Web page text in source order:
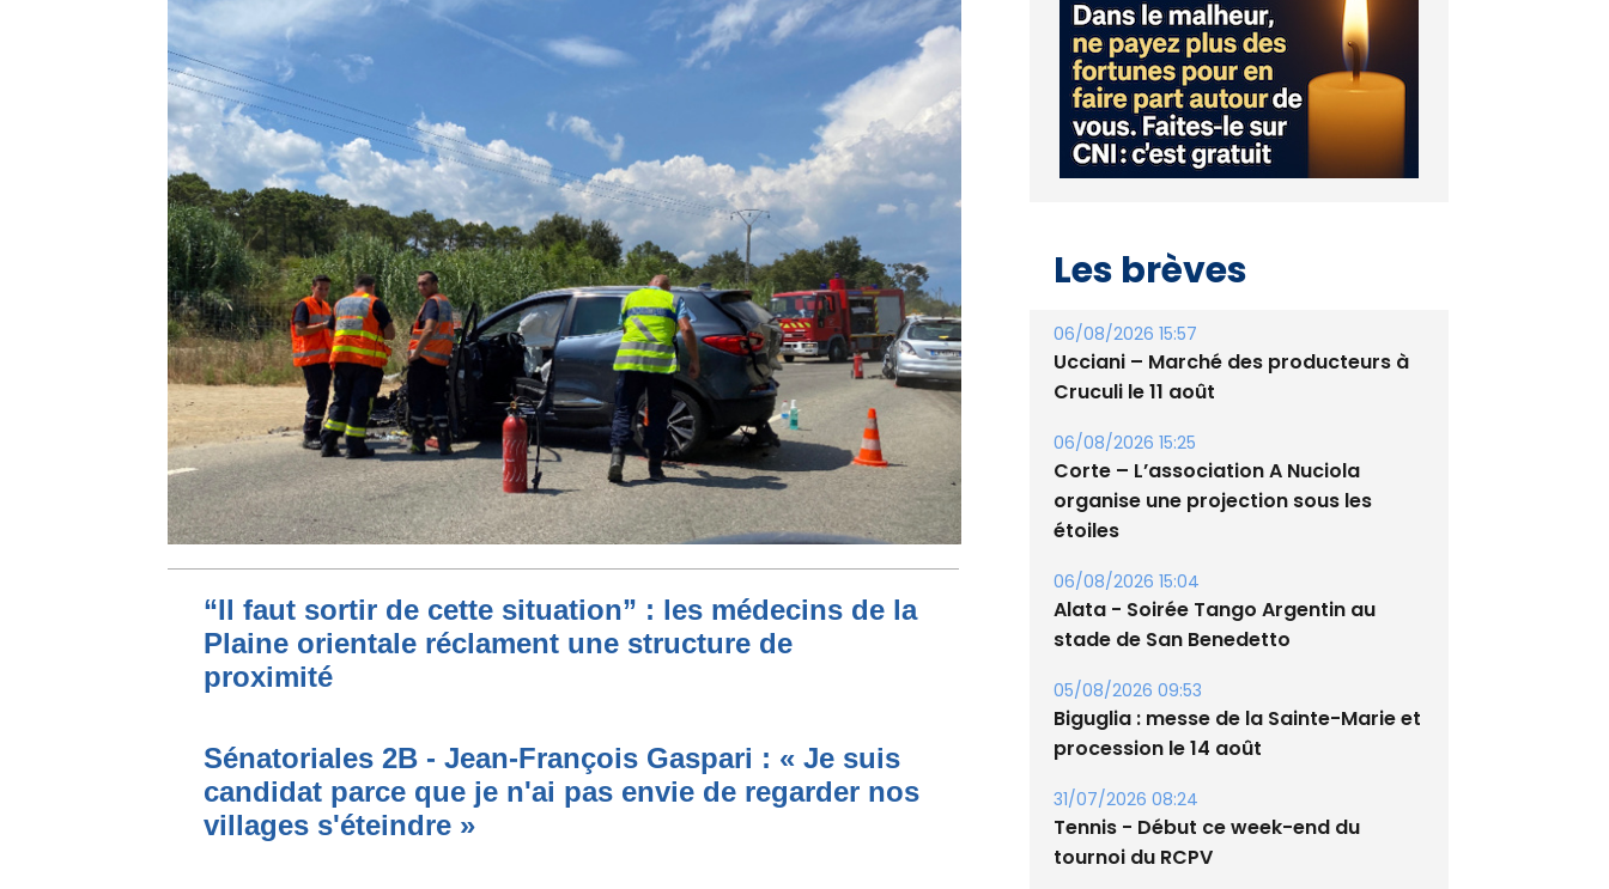
“Il faut sortir de cette situation” : les médecins de la
Plaine orientale réclament une structure de
proximité
Sénatoriales 2B - Jean-François Gaspari : « Je suis
candidat parce que je n'ai pas envie de regarder nos
villages s'éteindre »
Les brèves
06/08/2026 15:57
Cruculi le 11 août
06/08/2026 15:25
Corte – L’association A Nuciola
étoiles
06/08/2026 15:04
stade de San Benedetto
05/08/2026 09:53
procession le 14 août
31/07/2026 08:24